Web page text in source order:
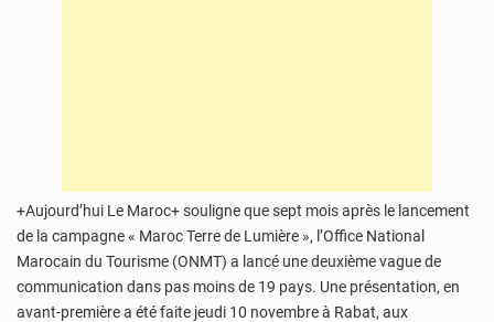
+Aujourd’hui Le Maroc+ souligne que sept mois après le lancement
de la campagne « Maroc Terre de Lumière », l’Office National
Marocain du Tourisme (ONMT) a lancé une deuxième vague de
communication dans pas moins de 19 pays. Une présentation, en
avant-première a été faite jeudi 10 novembre à Rabat, aux